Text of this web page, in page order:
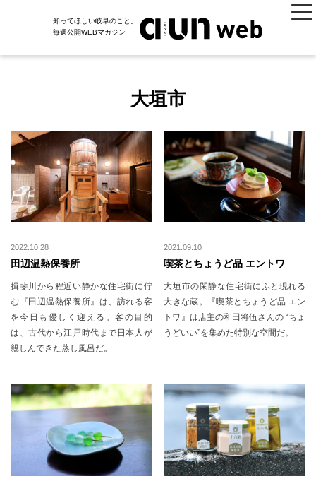
知ってほしい岐阜のこと。
毎週公開WEBマガジン
大垣市
2022.10.28
田辺温熱保養所
揖斐川から程近い静かな住宅街に佇
む『田辺温熱保養所』は、訪れる客
を今日も優しく迎える。客の目的
は、古代から江戸時代まで日本人が
親しんできた蒸し風呂だ。
2021.09.10
喫茶とちょうど品 エントワ
大垣市の閑静な住宅街にふと現れる
大きな蔵。『喫茶とちょうど品 エン
トワ』は店主の和田将伍さんの “ちょ
うどいい”を集めた特別な空間だ。